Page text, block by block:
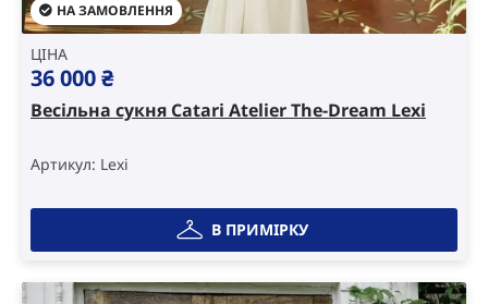
НА ЗАМОВЛЕННЯ
ЦІНА
36 000₴
Весільна сукня Catari Atelier The-Dream Lexi
Артикул: Lexi
В ПРИМІРКУ